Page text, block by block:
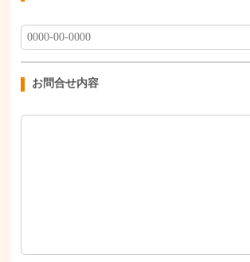
お問合せ内容